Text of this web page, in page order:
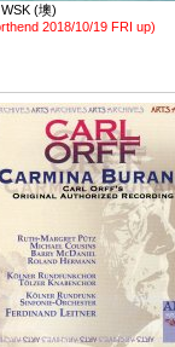
(墺)
2018/10/19 FRI up)